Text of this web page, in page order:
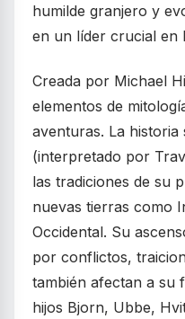
humilde granjero y
en un líder crucial en
Creada por Michael
elementos de
aventuras. La historia
(interpretado por
las tradiciones de su
nuevas tierras como
Occidental. Su
por conflictos,
también afectan a su
hijos Bjorn, Ubbe,